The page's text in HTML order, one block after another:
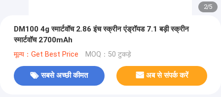
2/5
DM100 4g स्मार्टवॉच 2.86 इंच स्क्रीन एंड्रॉयड 7.1 बड़ी स्क्रीन
स्मार्टवॉच 2700mAh
मूल्य：Get Best Price MOQ：50 टुकड़े
सबसे अच्छी कीमत अब से संपर्क करें